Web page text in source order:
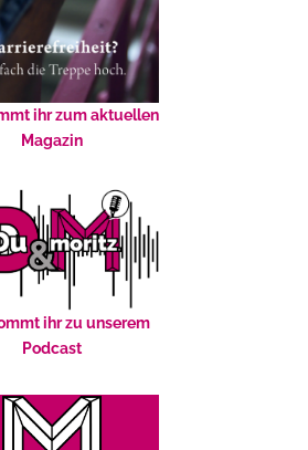
ihr zum aktuellen
Magazin
ihr zu unserem
Podcast